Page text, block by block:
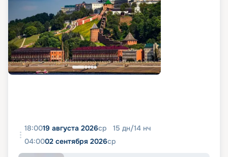
18:0019 августа 2026ср 15 дн/14 нч
04:0002 сентября 2026ср